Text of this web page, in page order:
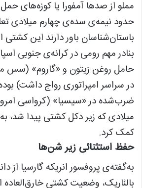
مملو از صدها آمفورا یا کوزه‌های
حدود نیمه‌ی سده‌ی چهارم میلادی
باستان‌شناسان باور دارند این کشتی
بنادر مهم رومی در کرانه‌ی جنوبی
حامل روغن زیتون و «گاروم» (سس
در سراسر امپراتوری رواج داشت)
میلادی که زیر دکل کشتی پیدا شد،
کمک کرد.
حفظ استثنائی زیر شن‌ها
به‌گفته‌ی پروفسور انریکه گارسیا از
بالئاریک، وضعیت کشتی